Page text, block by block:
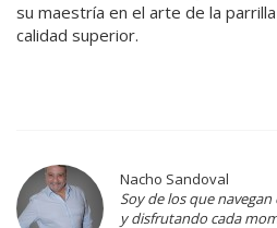
su maestría en el arte de la
calidad superior.
Nacho Sandoval
Soy de los que
y disfrutando cada